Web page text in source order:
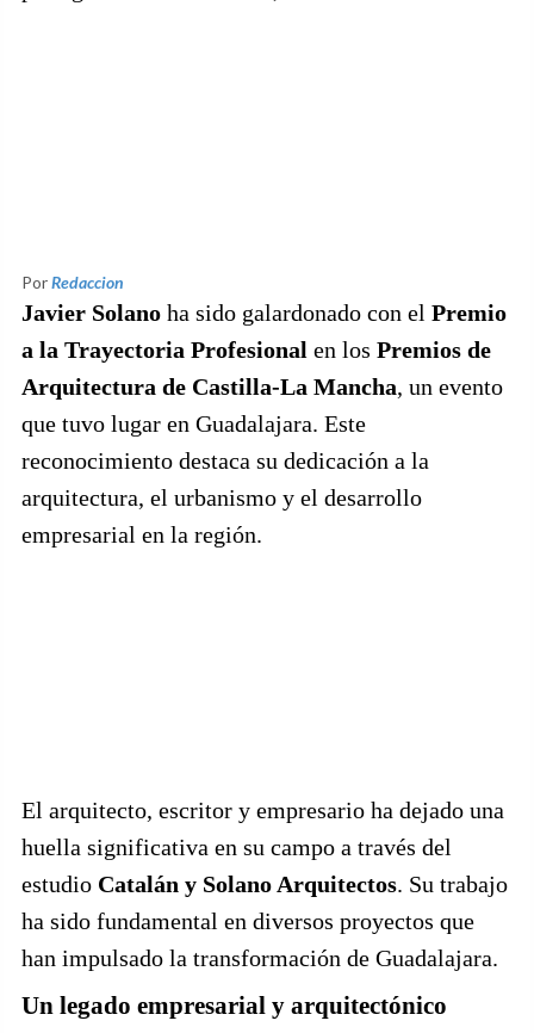
PorRedaccion
Javier Solano ha sido galardonado con el Premio
a la Trayectoria Profesional en los Premios de
Arquitectura de Castilla-La Mancha, un evento
que tuvo lugar en Guadalajara. Este
reconocimiento destaca su dedicación a la
arquitectura, el urbanismo y el desarrollo
empresarial en la región.
El arquitecto, escritor y empresario ha dejado una
huella significativa en su campo a través del
estudio Catalán y Solano Arquitectos. Su trabajo
ha sido fundamental en diversos proyectos que
han impulsado la transformación de Guadalajara.
Un legado empresarial y arquitectónico